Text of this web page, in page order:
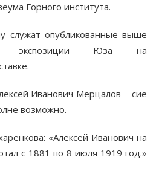
Горного института.
служат опубликованные выше
экспозиции Юза на
Иванович Мерцалов – сие
возможно.
«Алексей Иванович на
с 1881 по 8 июля 1919 год.»